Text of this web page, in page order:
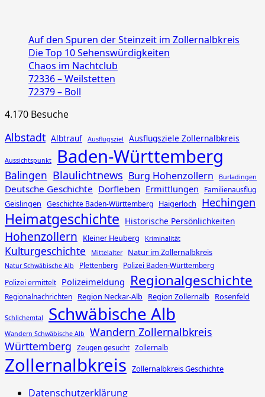
Auf den Spuren der Steinzeit im Zollernalbkreis
Die Top 10 Sehenswürdigkeiten
Chaos im Nachtclub
72336 – Weilstetten
72379 – Boll
4.170 Besuche
Albstadt Albtrauf Ausflugsziel Ausflugsziele Zollernalbkreis
Aussichtspunkt Baden-Württemberg
Balingen Blaulichtnews Burg Hohenzollern Burladingen
Deutsche Geschichte Dorfleben Ermittlungen Familienausflug
Geislingen Geschichte Baden-Württemberg Haigerloch Hechingen
Heimatgeschichte Historische Persönlichkeiten
Hohenzollern Kleiner Heuberg Kriminalität
Kulturgeschichte Mittelalter Natur im Zollernalbkreis
Natur Schwäbische Alb Plettenberg
Polizei Baden-Württemberg
Polizei ermittelt
Polizeimeldung Regionalgeschichte
Regionalnachrichten Region Neckar-Alb Region Zollernalb Rosenfeld
Schlichemtal Schwäbische Alb
Wandern Schwäbische Alb
Wandern Zollernalbkreis
Württemberg
Zeugen gesucht Zollernalb
Zollernalbkreis Zollernalbkreis Geschichte
Datenschutzerklärung